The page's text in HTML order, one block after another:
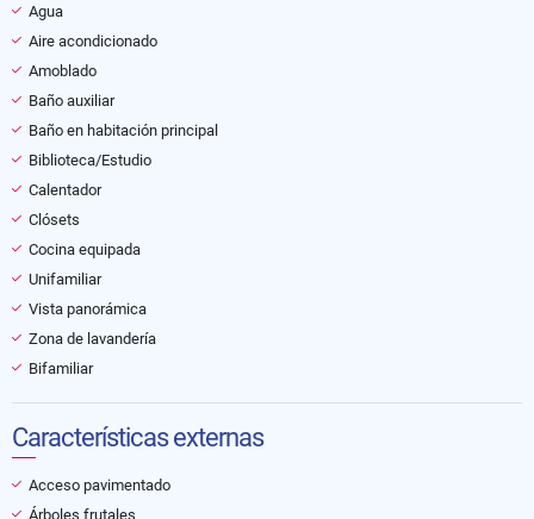
Agua
Aire acondicionado
Amoblado
Baño auxiliar
Baño en habitación principal
Biblioteca/Estudio
Calentador
Clósets
Cocina equipada
Unifamiliar
Vista panorámica
Zona de lavandería
Bifamiliar
Características externas
Acceso pavimentado
Árboles frutales